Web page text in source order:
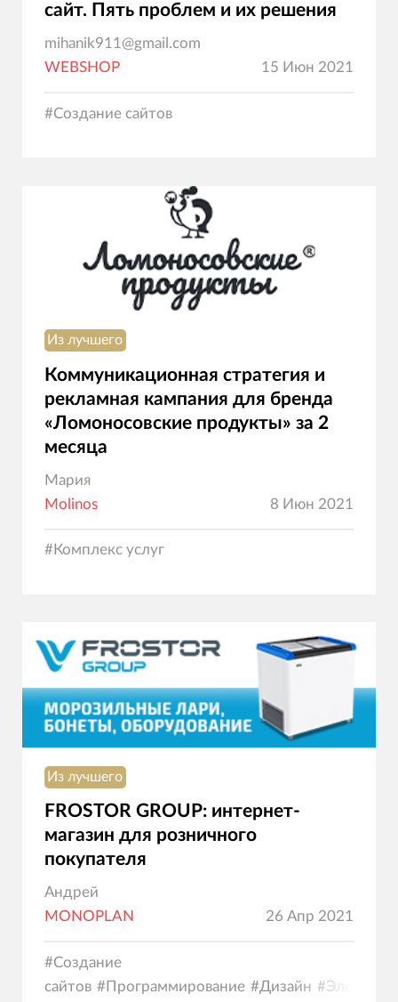
сайт. Пять проблем и их решения
mihanik911@gmail.com
WEBSHOP
15 Июн 2021
#Создание сайтов
Из лучшего
Коммуникационная стратегия и
рекламная кампания для бренда
«Ломоносовские продукты» за 2
месяца
Мария
Molinos
8 Июн 2021
#Комплекс услуг
Из лучшего
FROSTOR GROUP: интернет-
магазин для розничного
покупателя
Андрей
MONOPLAN
26 Апр 2021
#Создание
сайтов #Программирование #Дизайн #